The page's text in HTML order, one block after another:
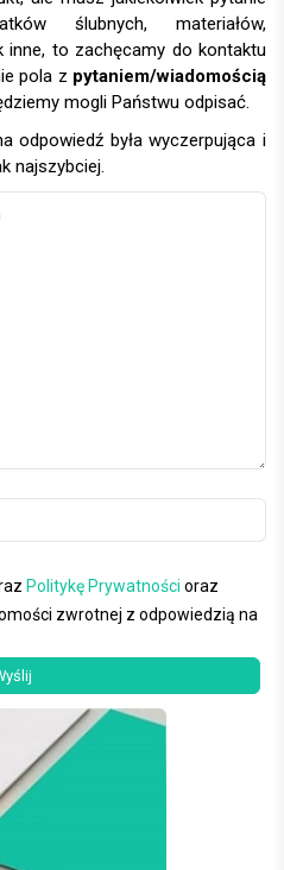
ślubnych, materiałów,
inne, to zachęcamy do kontaktu
pola z pytaniem/wiadomością
mogli Państwu odpisać.
odpowiedź była wyczerpująca i
najszybciej.
Politykę Prywatności oraz
zwrotnej z odpowiedzią na